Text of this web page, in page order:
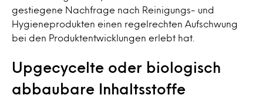
gestiegene Nachfrage nach Reinigungs- und
Hygieneprodukten einen regelrechten Aufschwung
bei den Produktentwicklungen erlebt hat.
Upgecycelte oder biologisch
abbaubare Inhaltsstoffe